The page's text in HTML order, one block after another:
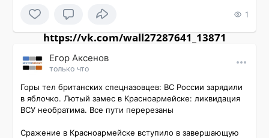
1
https://vk.com/wall27287641_13871
Εгор Αксенов
только что
Горы тел британских спецназовцев: ВС России зарядили
в яблочко. Лютый замес в Красноармейске: ликвидация
ВСУ необратима. Все пути перерезаны
Сражение в Красноармейске вступило в завершающую